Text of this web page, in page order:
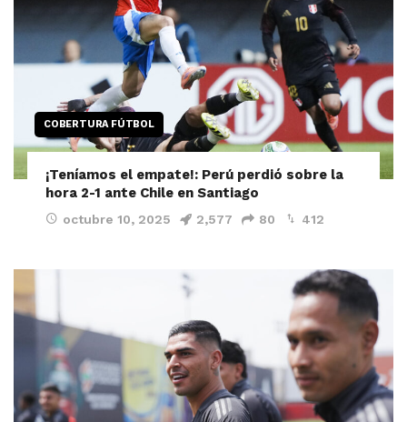
COBERTURA FÚTBOL
¡Teníamos el empate!: Perú perdió sobre la
hora 2-1 ante Chile en Santiago
octubre 10, 2025 2,577 80 412